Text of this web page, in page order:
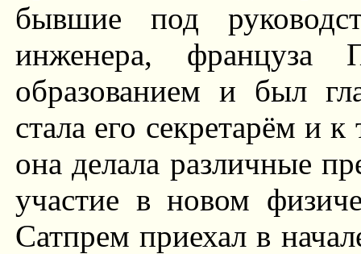
бывшие под
инженера, француза
образованием и был
стала его секретарём и
она делала различные
участие в новом
Сатпрем приехал в